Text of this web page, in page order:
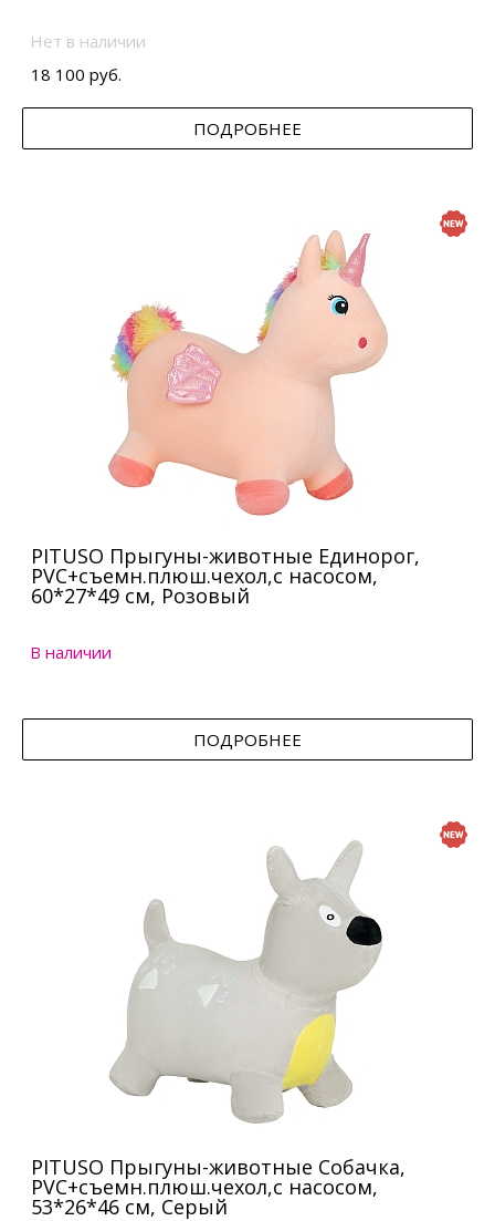
Нет в наличии
18 100 руб.
ПОДРОБНЕЕ
PITUSO Прыгуны-животные Единорог,
PVC+съемн.плюш.чехол,с насосом,
60*27*49 см, Розовый
В наличии
ПОДРОБНЕЕ
PITUSO Прыгуны-животные Собачка,
PVC+съемн.плюш.чехол,с насосом,
53*26*46 см, Серый